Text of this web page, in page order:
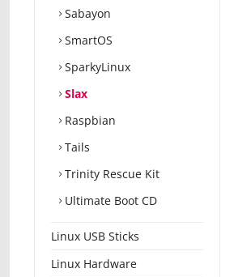
Sabayon
SmartOS
SparkyLinux
Slax
Raspbian
Tails
Trinity Rescue Kit
Ultimate Boot CD
Linux USB Sticks
Linux Hardware